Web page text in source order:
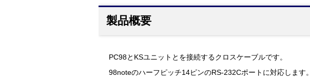
製品概要
PC98とKSユニットとを接続するクロスケーブルです。
98noteのハーフピッチ14ピンのRS-232Cポートに対応します。